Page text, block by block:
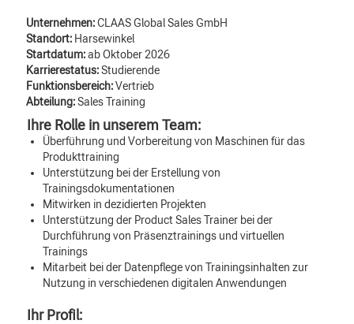
Unternehmen:CLAAS Global Sales GmbH
Standort: Harsewinkel
Startdatum:ab Oktober 2026
Karrierestatus:Studierende
Funktionsbereich:Vertrieb
Abteilung:Sales Training
Ihre Rolle in unserem Team:
Überführung und Vorbereitung von Maschinen für das
Produkttraining
Unterstützung bei der Erstellung von
Trainingsdokumentationen
Mitwirken in dezidierten Projekten
Unterstützung der Product Sales Trainer bei der
Durchführung von Präsenztrainings und virtuellen
Trainings
Mitarbeit bei der Datenpflege von Trainingsinhalten zur
Nutzung in verschiedenen digitalen Anwendungen
Ihr Profil: